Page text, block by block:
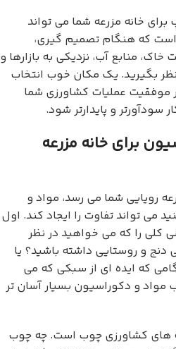
برای خانه مزرعه شما می تواند
است که هنگام تصمیم گیری،
منابع آب، نزدیکی به بازارها و
بگیرید. یک مکان خوب انتخاب
موفقیت عملیات کشاورزی شما
سودآورتر و پایدارتر شود.
برای خانه مزرعه
رویایی شما می رسد، مواد و
می تواند تفاوت را ایجاد کند. اول
کلی را که می خواهید در نظر
دنج و روستایی داشته باشید؟ یا
که ایده ای از سبکی که می
مواد و دکوراسیون بسیار آسان تر
های کشاورزی چوب است. چه چوب